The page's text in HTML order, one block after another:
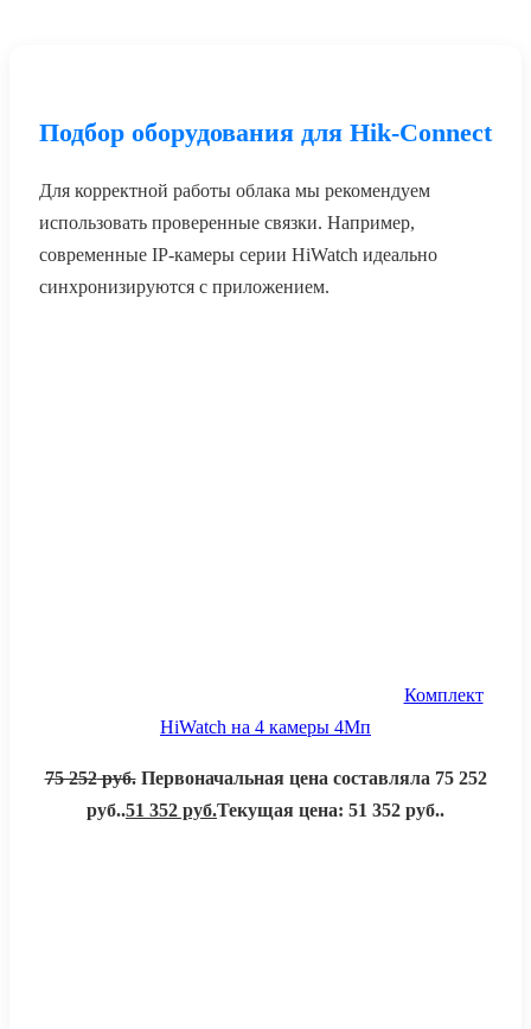
Подбор оборудования для Hik-Connect
Для корректной работы облака мы рекомендуем
использовать проверенные связки. Например,
современные IP-камеры серии HiWatch идеально
синхронизируются с приложением.
Комплект
HiWatch на 4 камеры 4Мп
75 252руб. Первоначальная цена составляла 75 252
руб..51 352 руб.Текущая цена: 51 352 руб..